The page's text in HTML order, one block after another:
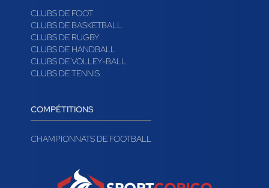
CLUBS DE FOOT
CLUBS DE BASKETBALL
CLUBS DE RUGBY
CLUBS DE HANDBALL
CLUBS DE VOLLEY-BALL
CLUBS DE TENNIS
COMPÉTITIONS
CHAMPIONNATS DE FOOTBALL